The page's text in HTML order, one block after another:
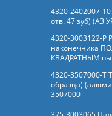
4320-2402007-
отв. 47 зуб) (АЗ
4320-3003122-Р
наконечника
КВАДРАТНЫМ
4320-3507000-Т
образца)
3507000